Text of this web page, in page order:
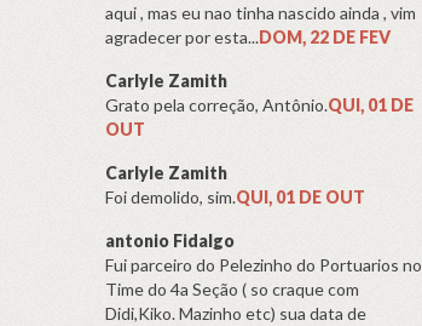
aqui , mas eu nao tinha nascido ainda , vim
agradecer por esta...DOM, 22 DE FEV
Carlyle Zamith
Grato pela correção, Antônio.QUI, 01 DE
OUT
Carlyle Zamith
Foi demolido, sim.QUI, 01 DE OUT
antonio Fidalgo
Fui parceiro do Pelezinho do Portuarios no
Time do 4a Seção ( so craque com
Didi,Kiko. Mazinho etc) sua data de